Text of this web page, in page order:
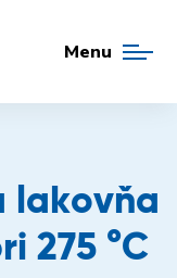
Menu
lakovňa
275 °C